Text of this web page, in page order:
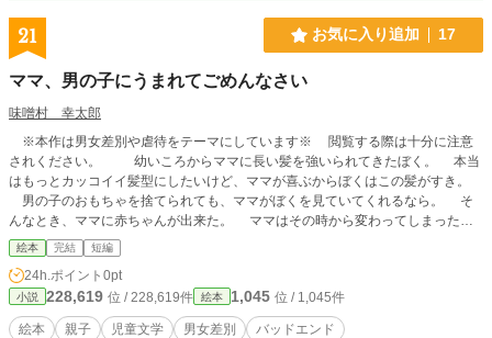
21 お気に入り追加 17
ママ、男の子にうまれてごめんなさい
味噌村 幸太郎
※本作は男女差別や虐待をテーマにしています※ 閲覧する際は十分に注意
されください。 幼いころからママに長い髪を強いられてきたぼく。 本当
はもっとカッコイイ髪型にしたいけど、ママが喜ぶからぼくはこの髪がすき。
男の子のおもちゃを捨てられても、ママがぼくを見ていてくれるなら。 そ
んなとき、ママに赤ちゃんが出来た。 ママはその時から変わってしまった。
ぼくはいらない子だったのかもしれない。
絵本 完結 短編
24h.ポイント 0pt
小説 228,619 位 / 228,619件 絵本 1,045 位 / 1,045件
絵本 親子 児童文学 男女差別 バッドエンド